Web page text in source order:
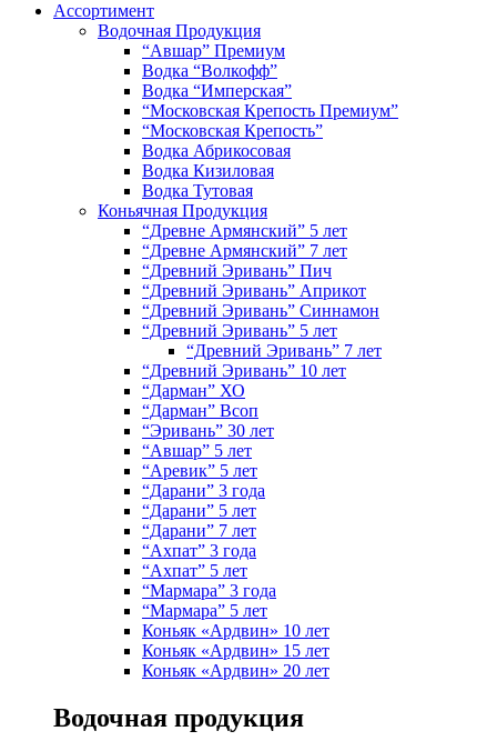
Ассортимент
Водочная Продукция
“Авшар” Премиум
Водка “Волкофф”
Водка “Имперская”
“Московская Крепость Премиум”
“Московская Крепость”
Водка Абрикосовая
Водка Кизиловая
Водка Тутовая
Коньячная Продукция
“Древне Армянский” 5 лет
“Древне Армянский” 7 лет
“Древний Эривань” Пич
“Древний Эривань” Априкот
“Древний Эривань” Синнамон
“Древний Эривань” 5 лет
“Древний Эривань” 7 лет
“Древний Эривань” 10 лет
“Дарман” ХО
“Дарман” Всоп
“Эривань” 30 лет
“Авшар” 5 лет
“Аревик” 5 лет
“Дарани” 3 года
“Дарани” 5 лет
“Дарани” 7 лет
“Ахпат” 3 года
“Ахпат” 5 лет
“Мармара” 3 года
“Мармара” 5 лет
Коньяк «Ардвин» 10 лет
Коньяк «Ардвин» 15 лет
Коньяк «Ардвин» 20 лет
Водочная продукция